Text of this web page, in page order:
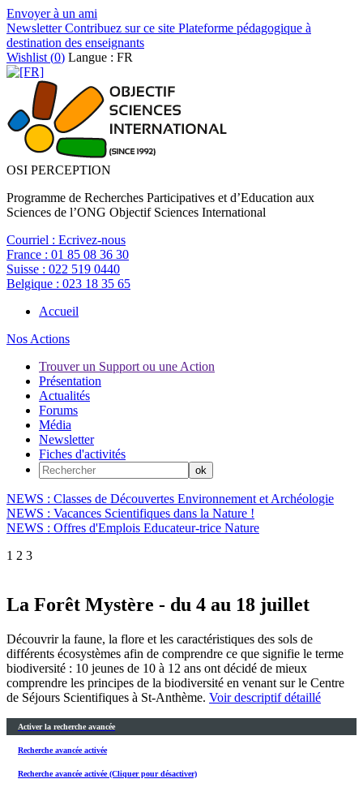
Envoyer à un ami
NewsletterContribuez sur ce site Plateforme pédagogique à
destination des enseignants
Wishlist (0) Langue : FR
OSI PERCEPTION
Programme de Recherches Participatives et d’Education aux
Sciences de l’ONG Objectif Sciences International
Courriel : Ecrivez-nous
France : 01 85 08 36 30
Suisse : 022 519 0440
Belgique : 023 18 35 65
Accueil
Nos Actions
Trouver un Support ou une Action
Présentation
Actualités
Forums
Média
Newsletter
Fiches d'activités
NEWS : Classes de Découvertes Environnement et Archéologie
NEWS : Vacances Scientifiques dans la Nature !
NEWS : Offres d'Emplois Educateur-trice Nature
1 2 3
La Forêt Mystère - du 4 au 18 juillet
Découvrir la faune, la flore et les caractéristiques des sols de
différents écosystèmes afin de comprendre ce que signifie le terme
biodiversité : 10 jeunes de 10 à 12 ans ont décidé de mieux
comprendre les principes de la biodiversité en venant sur le Centre
de Séjours Scientifiques à St-Anthème. Voir descriptif détaillé
Activer la recherche avancée
Recherche avancée activée
Recherche avancée activée (Cliquer pour désactiver)